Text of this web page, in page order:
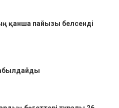
қанша пайызы белсенді